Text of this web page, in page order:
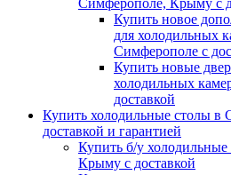
Симферополе, Крыму с
Купить новое
для холодильных
Симферополе с
Купить новые
холодильных
доставкой
Купить холодильные столы
доставкой и гарантией
Купить б/у
Крыму с доставкой